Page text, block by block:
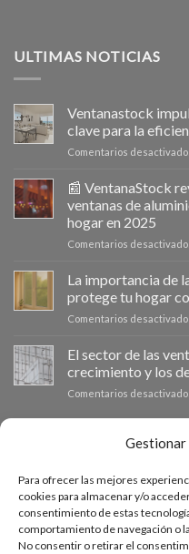
Para ofrecer las mejores
cookies para almacenar y/o
consentimiento de estas
comportamiento de navegación o
No consentir o retirar el
ULTIMAS NOTICIAS
Ventanastock
clave para la
Comentarios
📰 VentanaStock
ventanas de
hogar en 2025
Comentarios
La importancia de
protege tu hogar
Comentarios
El sector de las
crecimiento y los
Comentarios
PRESUPUESTO A
Si necesitas ventanas de
presupuesto a medida
de presupuesto.